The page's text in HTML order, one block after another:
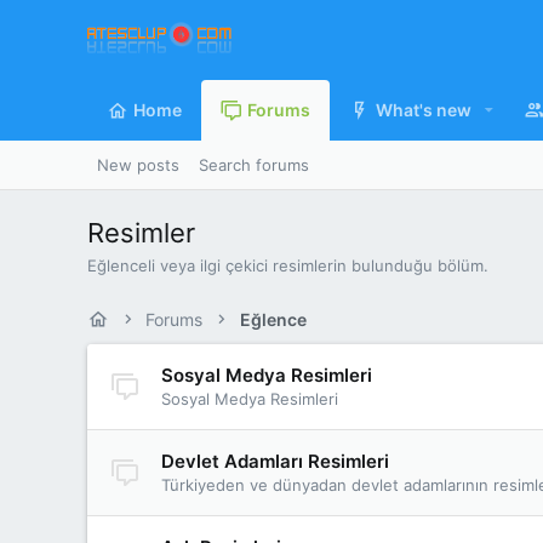
Home Forums What's new
New posts Search forums
Resimler
Eğlenceli veya ilgi çekici resimlerin bulunduğu bölüm.
Forums Eğlence
Sosyal Medya Resimleri
Sosyal Medya Resimleri
Devlet Adamları Resimleri
Türkiyeden ve dünyadan devlet adamlarının